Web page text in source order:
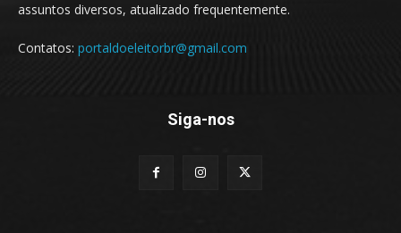
assuntos diversos, atualizado frequentemente.
Contatos: portaldoeleitorbr@gmail.com
Siga-nos